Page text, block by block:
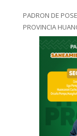
PADRON DE
PROVINCIA